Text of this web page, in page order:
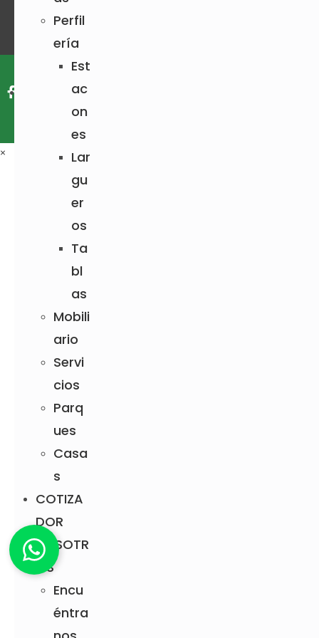
Perfil
ería
Est
ac
on
es
Lar
gu
er
os
Ta
bl
as
Mobili
ario
Servi
cios
Parq
ues
Casa
s
COTIZA
DOR
NOSOTR
OS
Encu
éntra
Ocoplast ©
×